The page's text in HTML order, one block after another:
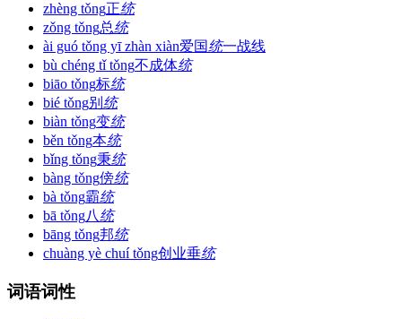
zhèng tǒng正统
zǒng tǒng总统
ài guó tǒng yī zhàn xiàn爱国统一战线
bù chéng tǐ tǒng不成体统
biāo tǒng标统
bié tǒng别 统
biàn tǒng变统
běn tǒng本统
bǐng tǒng秉统
bàng tǒng傍统
bà tǒng霸统
bā tǒng八 统
bāng tǒng邦统
chuàng yè chuí tǒng创业垂统
词语词性